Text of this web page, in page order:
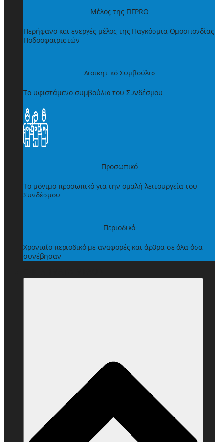
Μέλος της FIFPRO
Περήφανο και ενεργές μέλος της Παγκόσμια Ομοσπονδίας
Ποδοσφαιριστών
Διοικητικό Συμβούλιο
Το υφιστάμενο συμβούλιο του Συνδέσμου
Προσωπικό
Το μόνιμο προσωπικό για την ομαλή λειτουργεία του
Συνδέσμου
Περιοδικό
Χρονιαίο περιοδικό με αναφορές και άρθρα σε όλα όσα
συνέβησαν